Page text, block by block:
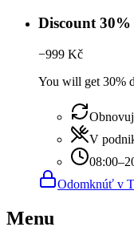
Discount 30%
−999 Kč
You will get 30%
V
Odomknúť v
Menu